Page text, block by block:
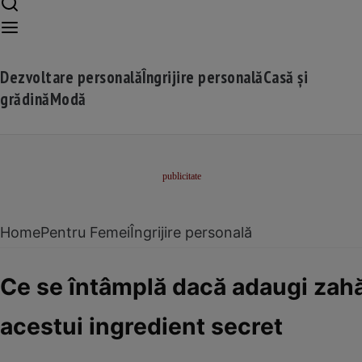
Dezvoltare personalăÎngrijire personalăCasă și
grădinăModă
HomePentru FemeiÎngrijire personală
Ce se întâmplă dacă adaugi
acestui ingredient secret